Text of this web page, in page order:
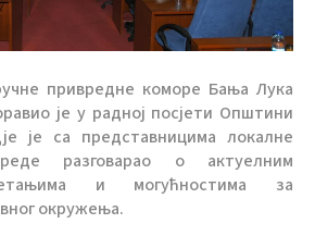
привредне коморе Бања Лука
је у радној посјети Општини
је са представницима локалне
разговарао о актуелним
и могућностима за
окружења.